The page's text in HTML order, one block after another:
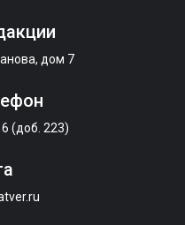
дом 7
(доб. 223)